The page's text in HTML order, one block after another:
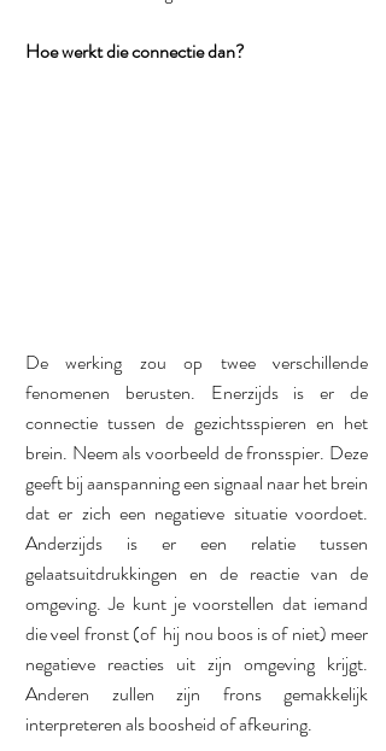
Hoe werkt die connectie dan?
De werking zou op twee verschillende
fenomenen berusten. Enerzijds is er de
connectie tussen de gezichtsspieren en het
brein. Neem als voorbeeld de fronsspier. Deze
geeft bij aanspanning een signaal naar het brein
dat er zich een negatieve situatie voordoet.
Anderzijds is er een relatie tussen
gelaatsuitdrukkingen en de reactie van de
omgeving. Je kunt je voorstellen dat iemand
die veel fronst (of  hij nou boos is of niet) meer
negatieve reacties uit zijn omgeving krijgt.
Anderen zullen zijn frons gemakkelijk
interpreteren als boosheid of afkeuring.